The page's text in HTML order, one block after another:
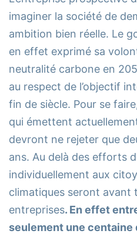
imaginer la société de
ambition bien réelle. Le
en effet exprimé sa
neutralité carbone en
au respect de l’objectif
fin de siècle. Pour se
qui émettent
devront ne rejeter que
ans. Au delà des efforts
individuellement aux
climatiques seront avant
entreprises. En effet
seulement une